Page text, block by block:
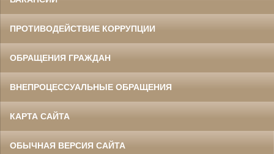
ПРОТИВОДЕЙСТВИЕ КОРРУПЦИИ
ОБРАЩЕНИЯ ГРАЖДАН
ВНЕПРОЦЕССУАЛЬНЫЕ ОБРАЩЕНИЯ
КАРТА САЙТА
ОБЫЧНАЯ ВЕРСИЯ САЙТА